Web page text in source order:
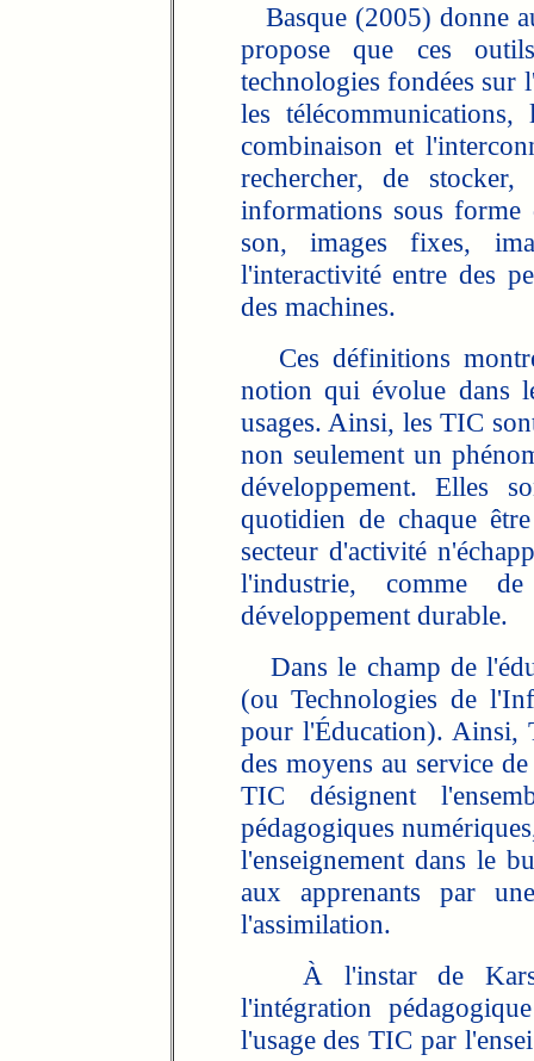
Basque (2005) donne
propose que ces
technologies fondées
les
combinaison et
rechercher, de
informations sous forme
son, images fixes,
l'interactivité entre des
des machines.
Ces définitions
notion qui évolue dans
usages. Ainsi, les TIC
non seulement un
développement. Elles
quotidien de chaque
secteur d'activité
l'industrie, comme
développement durable.
Dans le champ de
(ou Technologies de
pour l'Éducation). Ainsi,
des moyens au service
TIC désignent
pédagogiques
l'enseignement dans le
aux apprenants par
l'assimilation.
À l'instar de
l'intégration
l'usage des TIC par